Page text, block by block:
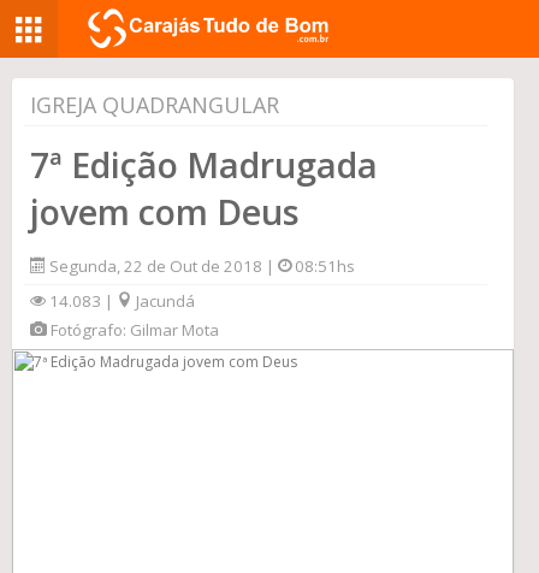
IGREJA QUADRANGULAR
7ª Edição Madrugada
jovem com Deus
Segunda, 22 de Out de 2018 |
08:51hs
14.083 |
Jacundá
Fotógrafo: Gilmar Mota